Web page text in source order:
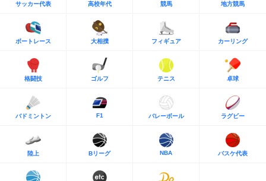
サッカー代表 高校年代 競馬 地方競馬
ボートレース 大相撲 フィギュア カーリング
格闘技 ゴルフ テニス 卓球
バドミントン F1 バレーボール ラグビー
陸上 Bリーグ NBA バスケ代表